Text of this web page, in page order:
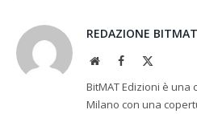
REDAZIONE BITMAT
WebsiteFacebook
BitMAT Edizioni è una
Milano con una